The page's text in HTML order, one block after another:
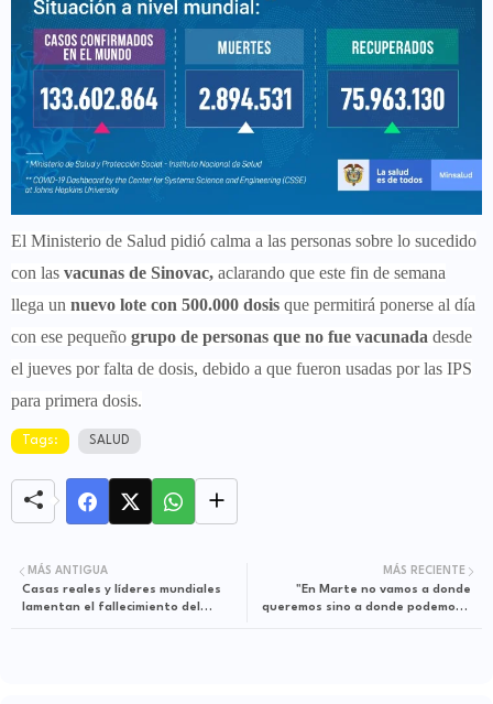
El Ministerio de Salud pidió calma a las personas sobre lo sucedido
con las vacunas de Sinovac, aclarando que este fin de semana
llega un nuevo lote con 500.000 dosis que permitirá ponerse al día
con ese pequeño grupo de personas que no fue vacunada desde
el jueves por falta de dosis, debido a que fueron usadas por las IPS
para primera dosis.
Tags: SALUD
MÁS RECIENTE
"En Marte no vamos a donde
queremos sino a donde podemos",
MÁS ANTIGUA
Casas reales y líderes mundiales
lamentan el fallecimiento del